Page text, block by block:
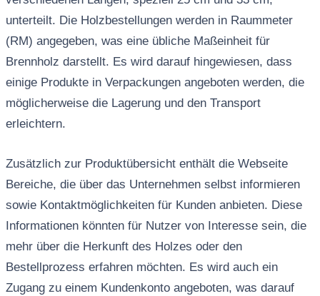
unterteilt. Die Holzbestellungen werden in Raummeter
(RM) angegeben, was eine übliche Maßeinheit für
Brennholz darstellt. Es wird darauf hingewiesen, dass
einige Produkte in Verpackungen angeboten werden, die
möglicherweise die Lagerung und den Transport
erleichtern.
Zusätzlich zur Produktübersicht enthält die Webseite
Bereiche, die über das Unternehmen selbst informieren
sowie Kontaktmöglichkeiten für Kunden anbieten. Diese
Informationen könnten für Nutzer von Interesse sein, die
mehr über die Herkunft des Holzes oder den
Bestellprozess erfahren möchten. Es wird auch ein
Zugang zu einem Kundenkonto angeboten, was darauf